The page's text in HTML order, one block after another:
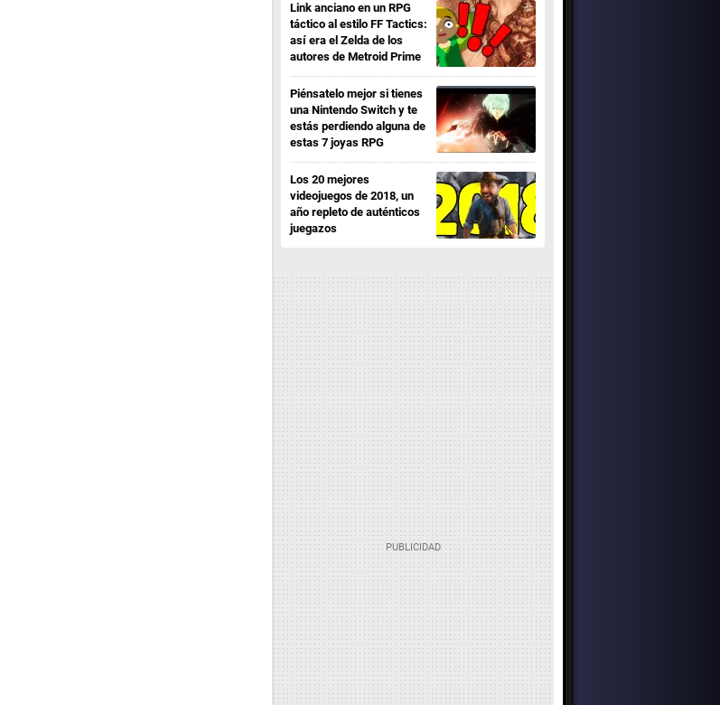
Link anciano en un RPG
táctico al estilo FF Tactics:
así era el Zelda de los
autores de Metroid Prime
Piénsatelo mejor si tienes
una Nintendo Switch y te
estás perdiendo alguna de
estas 7 joyas RPG
Los 20 mejores
videojuegos de 2018, un
año repleto de auténticos
juegazos